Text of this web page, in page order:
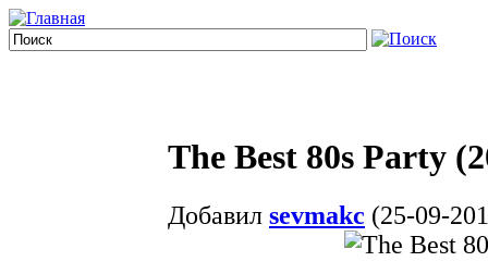
The Best 80s Party
Добавил sevmakc (25-09-